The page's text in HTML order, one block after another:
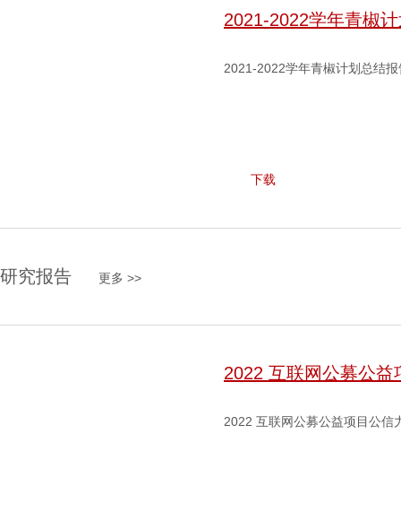
2021-2022学年青椒
2021-2022学年青椒计划总结报
下载
研究报告 更多 >>
2022 互联网公募公
2022 互联网公募公益项目公信